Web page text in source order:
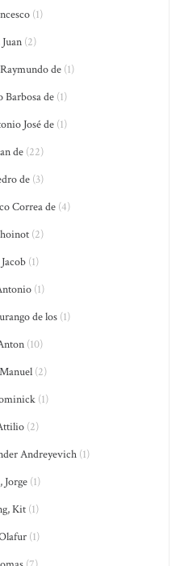
(1)
(2)
de (1)
de(1)
José de(1)
de(22)
de(3)
Correa de(4)
(2)
(1)
(1)
de los (1)
(10)
(2)
(1)
(2)
Andreyevich(1)
Jorge (1)
Kit (1)
(1)